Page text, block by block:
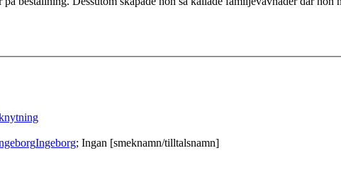
Ingeborg; Ingan [smeknamn/tilltalsnamn]